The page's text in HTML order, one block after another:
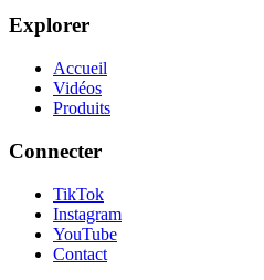
Explorer
Accueil
Vidéos
Produits
Connecter
TikTok
Instagram
YouTube
Contact